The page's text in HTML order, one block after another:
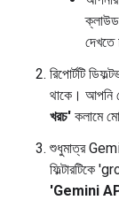
ক্লাউড
দেখতে
রিপোর্টটি
থাকে। আপনি
খরচ' কলামে
শুধুমাত্র
ফিল্টারটিকে
'Gemini